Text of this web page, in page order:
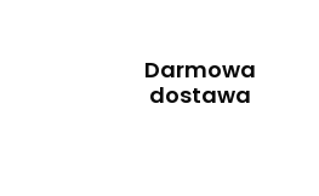
Darmowa
dostawa